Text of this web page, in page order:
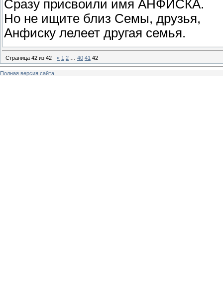
Сразу присвоили имя АНФИСКА.
Но не ищите близ Семы, друзья,
Анфиску лелеет другая семья.
Страница 42 из 42 « 1 2 40 41 42
Полная версия сайта